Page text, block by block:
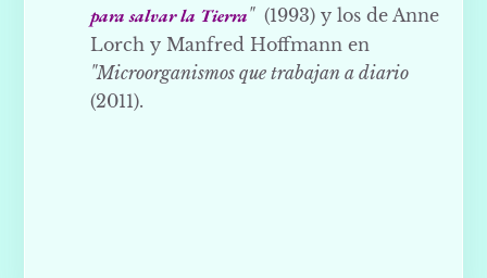
para salvar la Tierra" (1993) y los de Anne
Lorch y Manfred Hoffmann en
"Microorganismos que trabajan a diario
(2011).